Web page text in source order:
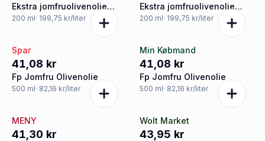
Ekstra jomfruolivenolie
spray
200 ml· 199,75 kr/liter
Ekstra jomfruolivenolie
spray
200 ml· 199,75 kr/liter
Spar
41,08 kr
Fp Jomfru Olivenolie
500 ml· 82,16 kr/liter
Min Købmand
41,08 kr
Fp Jomfru Olivenolie
500 ml· 82,16 kr/liter
MENY
41,30 kr
Wolt Market
43,95 kr